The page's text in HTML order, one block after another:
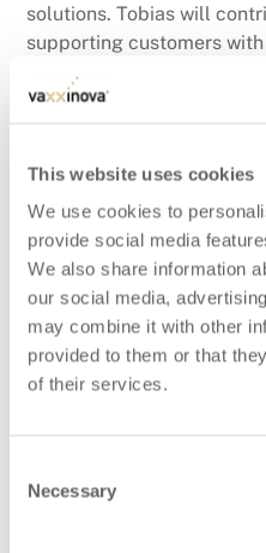
This website uses cookies
We use cookies to
provide social media
We also share information
our social media,
may combine it with other
provided to them or that
of their services.
Necessary
solutions. Tobias will
supporting customers
and answers to field
Vaxxinova is Granted
Vaxxon® Yersinia vet
Welcome to the